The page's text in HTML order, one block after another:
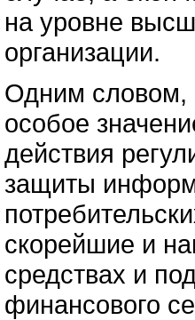
на уровне
организации.
Одним словом,
особое
действия
защиты
скорейшие и
средствах и
финансового